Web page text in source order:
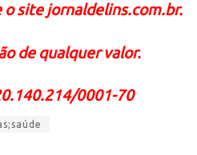
o site jornaldelins.com.br.
de qualquer valor.
0001-70